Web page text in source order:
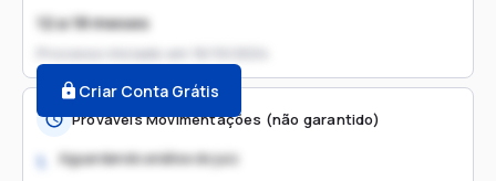
12 a 18 meses
Processo iniciado em
Criar Conta Grátis
Prováveis Movimentações (não garantido)
1. Aguardando análise do juiz